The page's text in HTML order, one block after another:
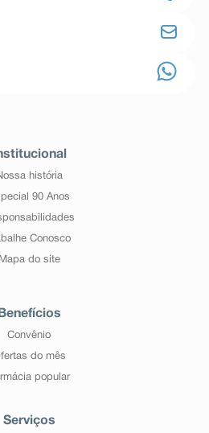
história
90 Anos
Conosco
Mapa do site
Benefícios
Convênio
do mês
popular
Serviços